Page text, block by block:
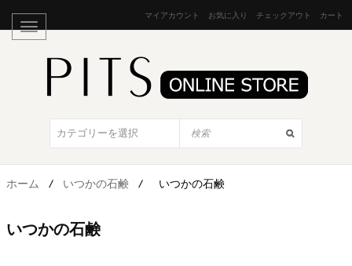
マイアカウント お気に入り チェックアウト カート
ホーム / いつかの石鹸 / いつかの石鹸
いつかの石鹸